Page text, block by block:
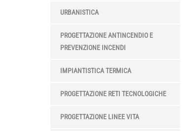
URBANISTICA
PROGETTAZIONE ANTINCENDIO E
PREVENZIONE INCENDI
IMPIANTISTICA TERMICA
PROGETTAZIONE RETI TECNOLOGICHE
PROGETTAZIONE LINEE VITA